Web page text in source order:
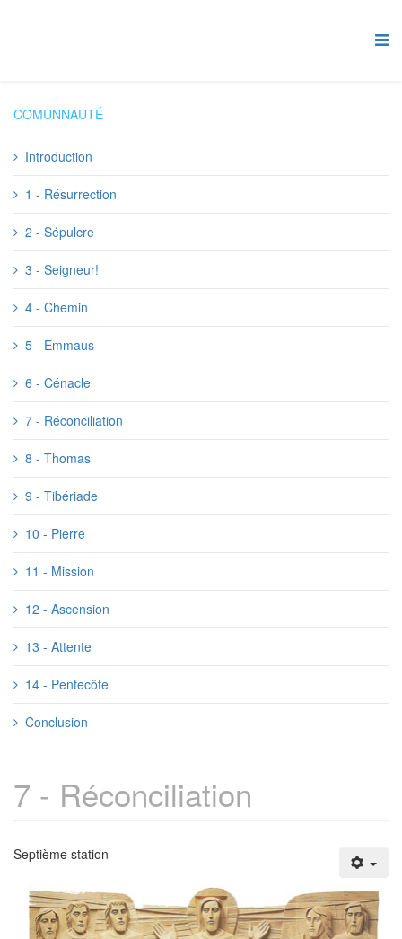
COMUNNAUTÉ
Introduction
1 - Résurrection
2 - Sépulcre
3 - Seigneur!
4 - Chemin
5 - Emmaus
6 - Cénacle
7 - Réconciliation
8 - Thomas
9 - Tibériade
10 - Pierre
11 - Mission
12 - Ascension
13 - Attente
14 - Pentecôte
Conclusion
7 - Réconciliation
Septième station